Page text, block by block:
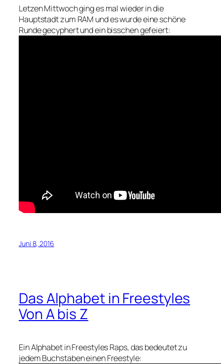
Letzen Mittwoch ging es mal wieder in die
Hauptstadt zum RAM und es wurde eine schöne
Runde gecyphert und ein bisschen gefeiert:
Juni 8, 2016
Das Alphabet in Freestyles
Von A bis Z
Ein Alphabet in Freestyles Raps, das bedeutet zu
jedem Buchstaben einen Freestyle: